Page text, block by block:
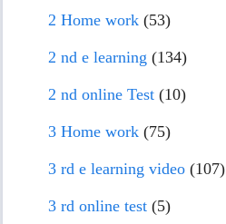
2 Home work(53)
2 nd e learning (134)
2 nd online Test(10)
3 Home work(75)
3 rd e learning video(107)
3 rd online test(5)